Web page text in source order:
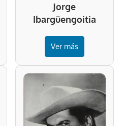
Jorge
Ibargüengoitia
Ver más